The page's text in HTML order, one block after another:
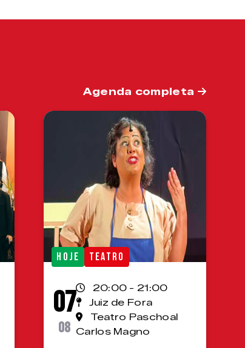
Agenda completa
HOJE TEATRO
07
08
20:00 - 21:00
Juiz de Fora
Teatro Paschoal
Carlos Magno